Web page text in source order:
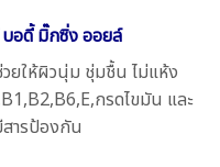
อดี้ มิ๊กซิ่ง ออยล์
ยให้ผิวนุ่ม ชุ่มชื้น ไม่แห้ง
กรดไขมัน และ
ารป้องกัน